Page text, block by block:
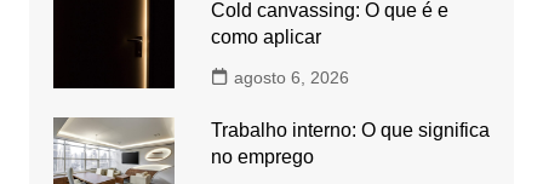
Cold canvassing: O que é e
como aplicar
agosto 6, 2026
Trabalho interno: O que significa
no emprego